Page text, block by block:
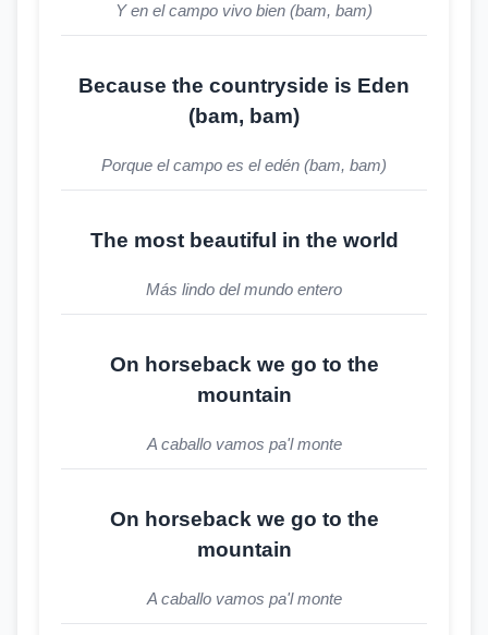
Y en el campo vivo bien (bam, bam)
Because the countryside is Eden
(bam, bam)
Porque el campo es el edén (bam, bam)
The most beautiful in the world
Más lindo del mundo entero
On horseback we go to the
mountain
A caballo vamos pa'l monte
On horseback we go to the
mountain
A caballo vamos pa'l monte